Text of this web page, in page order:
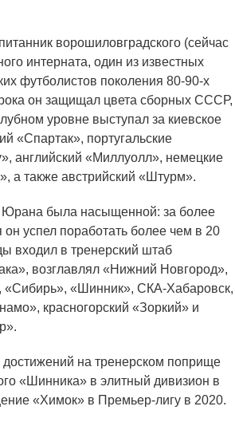
ворошиловградского (сейчас
интерната, один из известных
футболистов поколения 80-90-х
он защищал цвета сборных СССР,
уровне выступал за киевское
«Спартак», португальские
английский «Миллуолл», немецкие
а также австрийский «Штурм».
Юрана была насыщенной: за более
он успел поработать более чем в 20
входил в тренерский штаб
возглавлял «Нижний Новгород»,
«Сибирь», «Шинник», СКА-Хабаровск,
красногорский «Зоркий» и
на тренерском поприще
«Шинника» в элитный дивизион в
«Химок» в Премьер-лигу в 2020.